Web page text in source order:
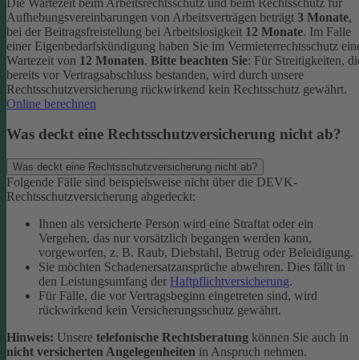
Aufhebungsvereinbarungen von Arbeitsverträgen beträgt 3 Monate,
bei der Beitragsfreistellung bei Arbeitslosigkeit 12 Monate. Im Falle
einer Eigenbedarfskündigung haben Sie im Vermieterrechtsschutz
Wartezeit von 12 Monaten. Bitte beachten Sie: Für Streitigkeiten,
bereits vor Vertragsabschluss bestanden, wird durch unsere
Rechtsschutzversicherung rückwirkend kein Rechtsschutz gewährt.
Online berechnen
Was deckt eine Rechtsschutzversicherung nicht ab?
Was deckt eine Rechtsschutzversicherung nicht ab?
Folgende Fälle sind beispielsweise nicht über die DEVK-
Rechtsschutzversicherung abgedeckt:
Ihnen als versicherte Person wird eine Straftat oder ein
Vergehen, das nur vorsätzlich begangen werden kann,
vorgeworfen, z. B. Raub, Diebstahl, Betrug oder Beleidigung.
Sie möchten Schadenersatzansprüche abwehren. Dies fällt in
den Leistungsumfang der Haftpflichtversicherung.
Für Fälle, die vor Vertragsbeginn eingetreten sind, wird
rückwirkend kein Versicherungsschutz gewährt.
Hinweis: Unsere telefonische Rechtsberatung können Sie auch in
nicht versicherten Angelegenheiten in Anspruch nehmen.